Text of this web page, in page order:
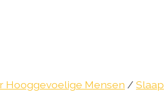
Hooggevoelige Mensen / Slaap